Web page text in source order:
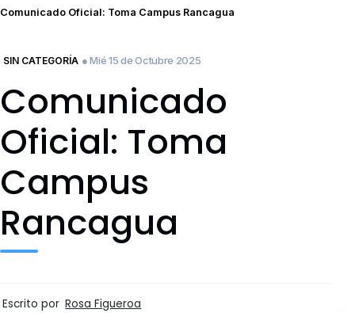
Comunicado Oficial: Toma Campus Rancagua
SIN CATEGORÍA ● Mié 15 de Octubre 2025
Comunicado
Oficial: Toma
Campus
Rancagua
Escrito por Rosa Figueroa